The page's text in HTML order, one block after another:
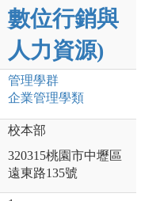
數位行銷與
人力資源)
管理學群
企業管理學類
校本部
320315桃園市中壢區
遠東路135號